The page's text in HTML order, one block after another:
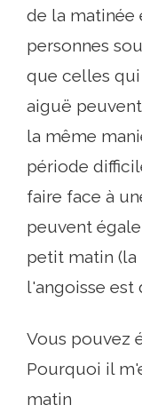
de la matinée
personnes
que celles
aiguë
la même
période
faire face à
peuvent
petit matin
l'angoisse est
Vous pouvez
Pourquoi il
matin